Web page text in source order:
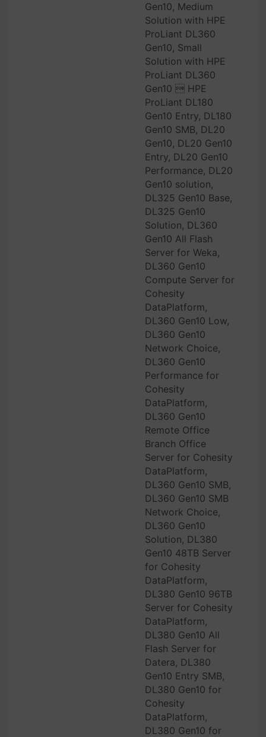
Gen10, Medium
Solution with HPE
ProLiant DL360
Gen10, Small
Solution with HPE
ProLiant DL360
Gen10  HPE
ProLiant DL180
Gen10 Entry, DL180
Gen10 SMB, DL20
Gen10, DL20 Gen10
Entry, DL20 Gen10
Performance, DL20
Gen10 solution,
DL325 Gen10 Base,
DL325 Gen10
Solution, DL360
Gen10 All Flash
Server for Weka,
DL360 Gen10
Compute Server for
Cohesity
DataPlatform,
DL360 Gen10 Low,
DL360 Gen10
Network Choice,
DL360 Gen10
Performance for
Cohesity
DataPlatform,
DL360 Gen10
Remote Office
Branch Office
Server for Cohesity
DataPlatform,
DL360 Gen10 SMB,
DL360 Gen10 SMB
Network Choice,
DL360 Gen10
Solution, DL380
Gen10 48TB Server
for Cohesity
DataPlatform,
DL380 Gen10 96TB
Server for Cohesity
DataPlatform,
DL380 Gen10 All
Flash Server for
Datera, DL380
Gen10 Entry SMB,
DL380 Gen10 for
Cohesity
DataPlatform,
DL380 Gen10 for